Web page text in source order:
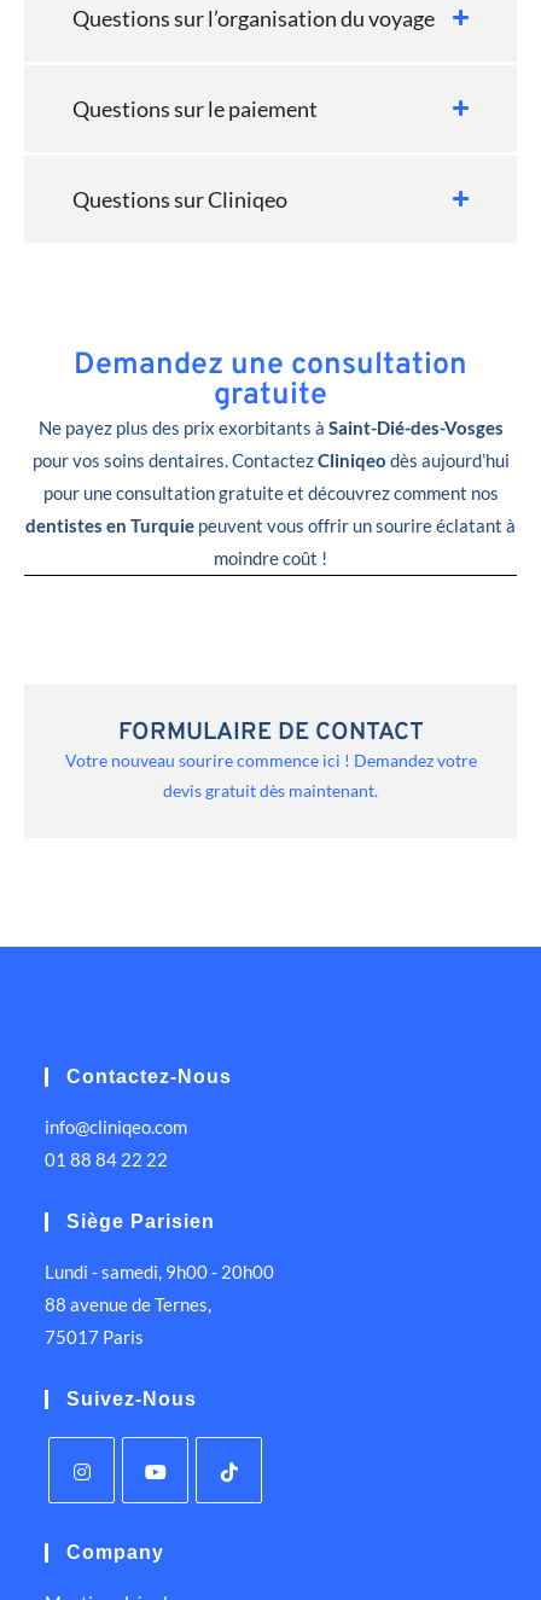
Questions sur l’organisation du voyage
Questions sur le paiement
Questions sur Cliniqeo
Demandez une consultation
gratuite
Ne payez plus des prix exorbitants à Saint-Dié-des-Vosges
pour vos soins dentaires. ContactezCliniqeo dès aujourd’hui
pour une consultation gratuite et découvrez comment nos
dentistes en Turquie peuvent vous offrir un sourire éclatant à
moindre coût !
FORMULAIRE DE CONTACT
Votre nouveau sourire commence ici ! Demandez votre
devis gratuit dès maintenant.
Contactez-Nous
info@cliniqeo.com
01 88 84 22 22
Siège Parisien
Lundi - samedi, 9h00 - 20h00
88 avenue de Ternes,
75017 Paris
Suivez-Nous
Company